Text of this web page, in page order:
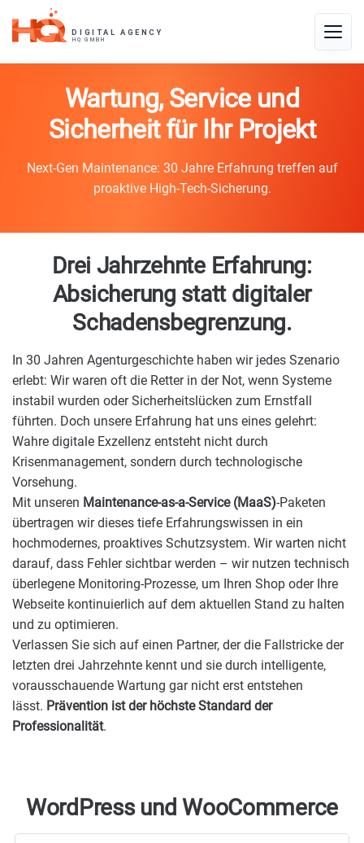
Toggle
Wartung, Service und
Sicherheit für Ihr Projekt
Next-Gen Maintenance: 30 Jahre Erfahrung treffen auf
proaktive High-Tech-Sicherung.
Drei Jahrzehnte Erfahrung:
Absicherung statt digitaler
Schadensbegrenzung.
In 30 Jahren Agenturgeschichte haben wir jedes Szenario
erlebt: Wir waren oft die Retter in der Not, wenn Systeme
instabil wurden oder Sicherheitslücken zum Ernstfall
führten. Doch unsere Erfahrung hat uns eines gelehrt:
Wahre digitale Exzellenz entsteht nicht durch
Krisenmanagement, sondern durch technologische
Vorsehung.
Mit unseren Maintenance-as-a-Service (MaaS)-Paketen
übertragen wir dieses tiefe Erfahrungswissen in ein
hochmodernes, proaktives Schutzsystem. Wir warten nicht
darauf, dass Fehler sichtbar werden – wir nutzen technisch
überlegene Monitoring-Prozesse, um Ihren Shop oder Ihre
Webseite kontinuierlich auf dem aktuellen Stand zu halten
und zu optimieren.
Verlassen Sie sich auf einen Partner, der die Fallstricke der
letzten drei Jahrzehnte kennt und sie durch intelligente,
vorausschauende Wartung gar nicht erst entstehen
lässt. Prävention ist der höchste Standard der
Professionalität.
WordPress und WooCommerce